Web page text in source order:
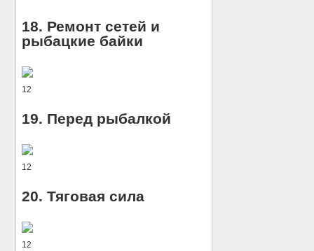
18. Ремонт сетей и
рыбацкие байки
12
19. Перед рыбалкой
12
20. Тяговая сила
12